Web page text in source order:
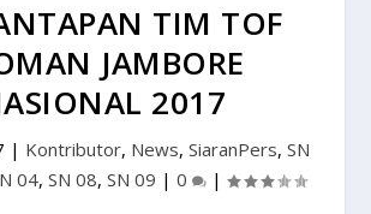
TIM TOF
JAMBORE
2017
| Kontributor, News, SiaranPers, SN
04, SN 08, SN 09 | 0 |